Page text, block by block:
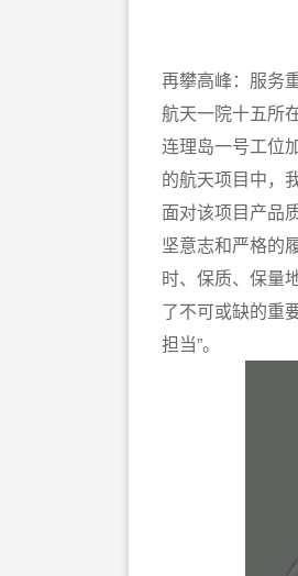
再攀高峰：服务
航天一院十五所
连理岛一号工位
的航天项目中，
面对该项目产品
坚意志和严格的
时、保质、保量
了不可或缺的重
担当”。